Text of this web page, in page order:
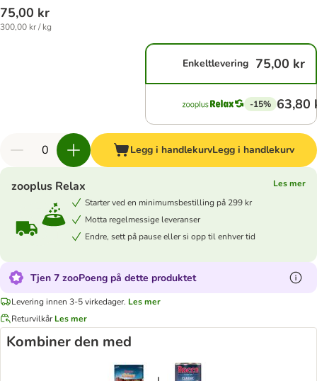
75,00 kr
300,00 kr / kg
Enkeltlevering 75,00 kr
-15% 63,80
Legg i handlekurvLegg i handlekurv
zooplus Relax
Les mer
Starter ved en minimumsbestilling på 299 kr
Motta regelmessige leveranser
Endre, sett på pause eller si opp til enhver tid
Tjen 7 zooPoeng på dette produktet
Levering innen 3-5 virkedager. Les mer
Returvilkår Les mer
Kombiner den med